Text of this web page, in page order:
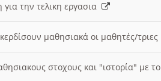
την τελικη εργασια
μαθησιακά οι μαθητές/
στοχους και "ιστορία" με